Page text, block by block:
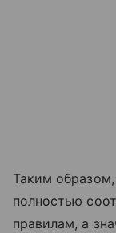
Таким
полностью
правилам, а